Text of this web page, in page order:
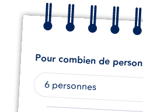
Pour combien de